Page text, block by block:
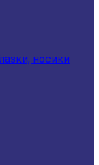
носики